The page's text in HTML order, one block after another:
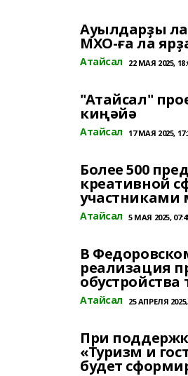
Ауылдарҙы
МХО-ға ла
Атайсал 22 МАЯ 2025,
"Атайсал"
киңәйә
Атайсал 17 МАЯ 2025,
Более 500
креативной
участниками
Атайсал 5 МАЯ 2025,
В
реализация
Атайсал 25 АПРЕЛЯ 2025,
При
«Туризм и
будет